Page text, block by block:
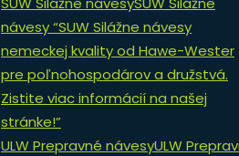
návesy “SUW Silážne návesy
nemeckej kvality od Hawe-Wester
pre poľnohospodárov a družstvá.
Zistite viac informácií na našej
stránke!”
ULW Prepravné návesyULW